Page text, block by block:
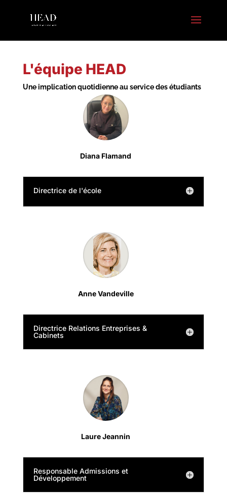
L'équipe HEAD
Une implication quotidienne au service des étudiants
Diana Flamand
Directrice de l'école
Anne Vandeville
Directrice Relations Entreprises &
Cabinets
Laure Jeannin
Responsable Admissions et
Développement